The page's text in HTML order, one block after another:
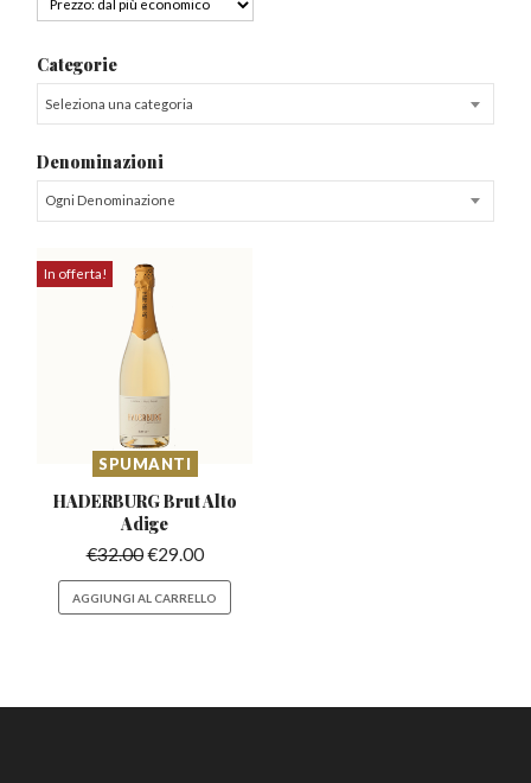
Categorie
Seleziona una categoria
Denominazioni
Ogni Denominazione
In offerta!
SPUMANTI
HADERBURG BrutAlto
Adige
€32.00€29.00
AGGIUNGI AL CARRELLO